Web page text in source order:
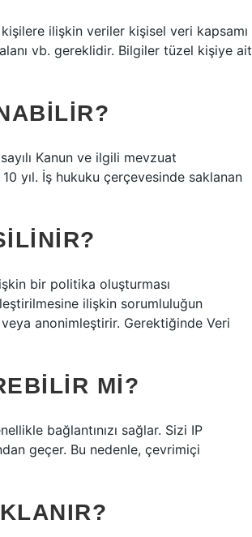
ilişkin veriler kişisel veri kapsamı
vb. gereklidir. Bilgiler tüzel kişiye ait
Kanun ve ilgili mevzuat
yıl. İş hukuku çerçevesinde saklanan
bir politika oluşturması
ilişkin sorumluluğun
anonimleştirir. Gerektiğinde Veri
MI?
bağlantınızı sağlar. Sizi IP
geçer. Bu nedenle, çevrimiçi